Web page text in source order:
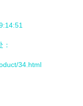
34.html